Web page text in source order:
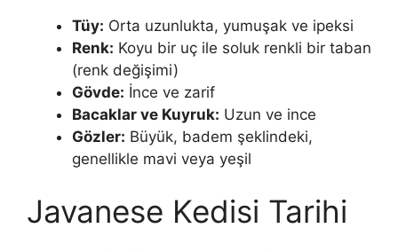
Tüy: Orta uzunlukta, yumuşak ve ipeksi
Renk: Koyu bir uç ile soluk renkli bir taban
(renk değişimi)
Gövde: İnce ve zarif
Bacaklar ve Kuyruk: Uzun ve ince
Gözler: Büyük, badem şeklindeki,
genellikle mavi veya yeşil
Javanese Kedisi Tarihi